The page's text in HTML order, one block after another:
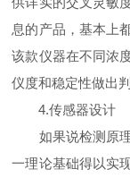
息的产品，基本上
该款仪器在不同浓
仪度和稳定性做出
4.传感器设计
如果说检测原理
一理论基础得以实